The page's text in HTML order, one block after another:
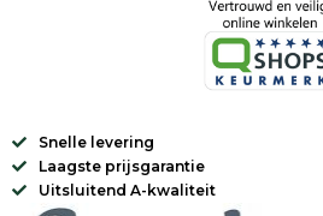
Snelle levering
Laagste prijsgarantie
Uitsluitend A-kwaliteit